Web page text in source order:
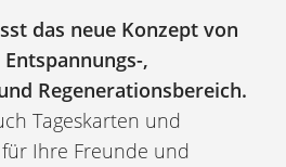
das neue Konzept von
Entspannungs-,
Regene­rations­bereich.
Tageskarten und
Ihre Freunde und